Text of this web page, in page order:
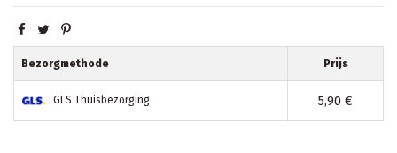
Bezorgmethode Prijs
GLS Thuisbezorging 5,90 €